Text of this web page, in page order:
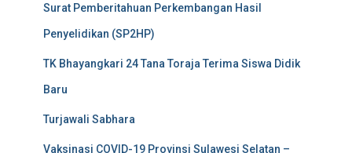
Surat Pemberitahuan Perkembangan Hasil
Penyelidikan (SP2HP)
TK Bhayangkari 24 Tana Toraja Terima Siswa Didik
Baru
Turjawali Sabhara
Vaksinasi COVID-19 Provinsi Sulawesi Selatan –